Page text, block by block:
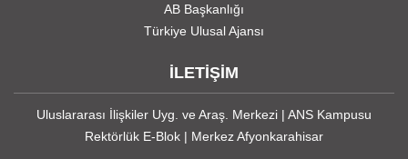
AB Başkanlığı
Türkiye Ulusal Ajansı
İLETİŞİM
Uluslararası İlişkiler Uyg. ve Araş. Merkezi | ANS Kampusu
Rektörlük E-Blok | Merkez Afyonkarahisar